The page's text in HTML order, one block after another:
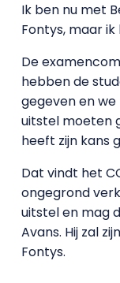
Ik ben nu met
Fontys, maar
De
hebben de
gegeven en
uitstel moeten
heeft zijn kans
Dat vindt het
ongegrond
uitstel en mag
Avans. Hij zal
Fontys.